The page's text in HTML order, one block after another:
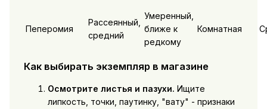
Пеперомия
Рассеянный,
средний
Умеренный,
ближе к
редкому
Комнатная
Как выбирать экземпляр в магазине
Осмотрите листья и пазухи. Ищите
липкость, точки, паутинку, "вату" - признаки